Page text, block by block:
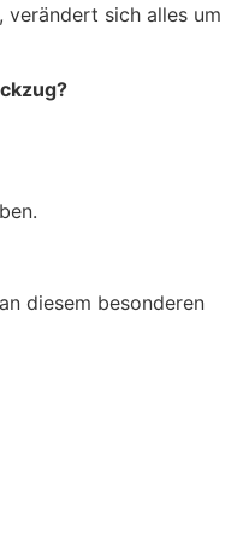
verändert sich alles um
diesem besonderen